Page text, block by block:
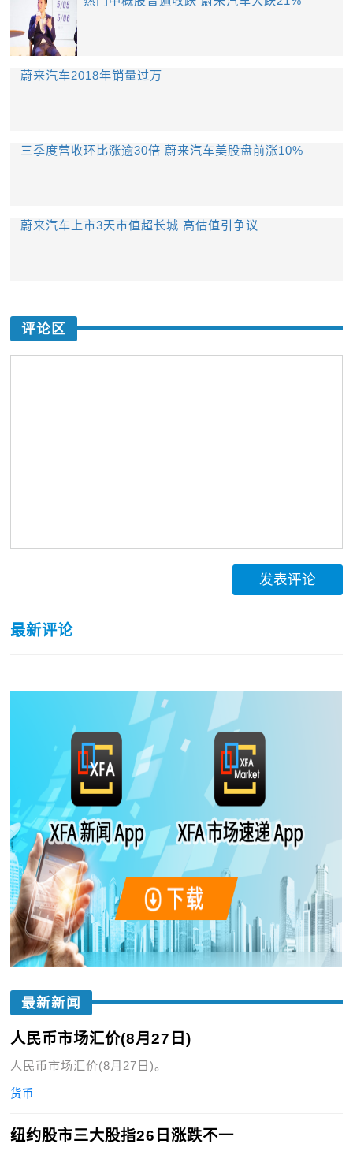
蔚来汽车2018年销量过万
三季度营收环比涨逾30倍 蔚来汽车美股盘前涨10%
蔚来汽车上市3天市值超长城 高估值引争议
评论区
发表评论
最新评论
最新新闻
人民币市场汇价(8月27日)
人民币市场汇价(8月27日)。
货币
纽约股市三大股指26日涨跌不一